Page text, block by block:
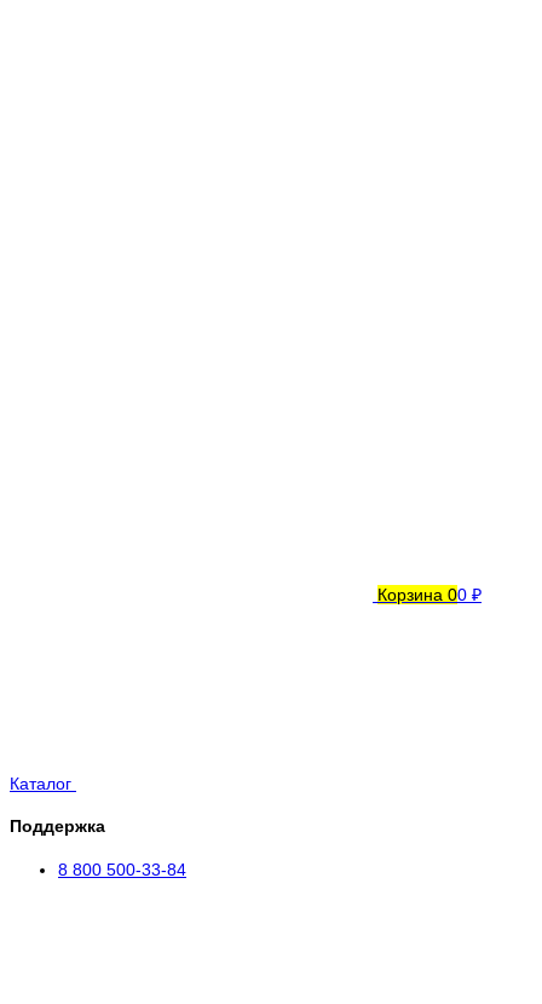
Корзина 00 ₽
Каталог
Поддержка
8 800 500-33-84